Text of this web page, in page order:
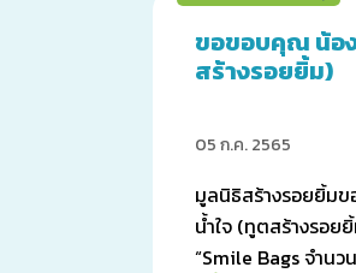
ขอขอบคุณ น้อ
สร้างรอยยิ้ม)
05 ก.ค. 2565
มูลนิธิสร้างรอยยิ้ม
น้ำใจ (ทูตสร้างรอย
“Smile Bags จำนว